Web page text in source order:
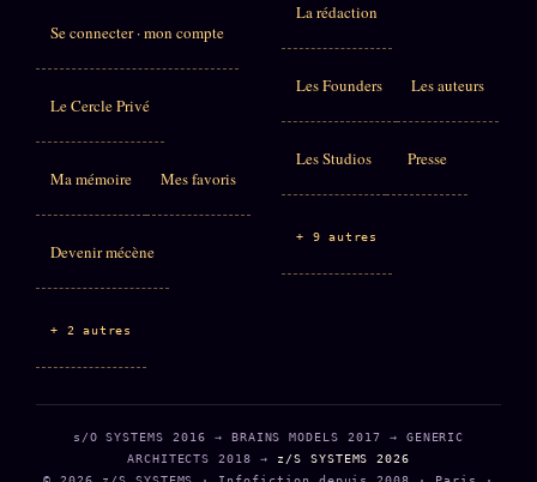
Se connecter · mon compte
Le Cercle Privé
Ma mémoire Mes favoris
Devenir mécène
+ 2 autres
La rédaction
Les Founders Les auteurs
Les Studios Presse
+ 9 autres
s/O SYSTEMS 2016 → BRAINS MODELS 2017 → GENERIC
ARCHITECTS 2018 → z/S SYSTEMS 2026